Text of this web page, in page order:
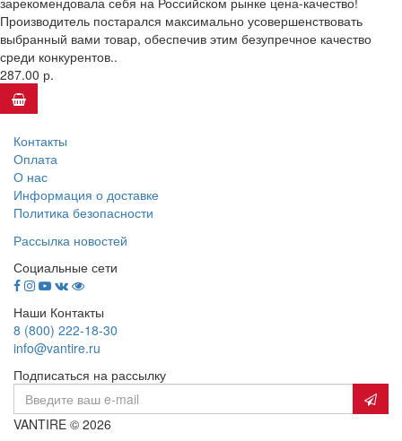
Производитель постарался максимально усовершенствовать
выбранный вами товар, обеспечив этим безупречное качество
среди конкурентов..
287.00 р.
Контакты
Оплата
О нас
Информация о доставке
Политика безопасности
Рассылка новостей
Социальные сети
Наши Контакты
8 (800) 222-18-30
info@vantire.ru
Подписаться на рассылку
VANTIRE © 2026